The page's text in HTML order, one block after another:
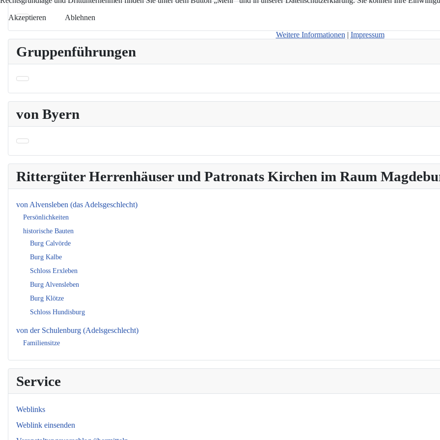
Gruppenführungen
von Byern
Rittergüter Herrenhäuser und Patronats Kirchen im Raum
von Alvensleben (das Adelsgeschlecht)
Persönlichkeiten
historische Bauten
Burg Calvörde
Burg Kalbe
Schloss Erxleben
Burg Alvensleben
Burg Klötze
Schloss Hundisburg
von der Schulenburg (Adelsgeschlecht)
Familiensitze
Service
Weblinks
Weblink einsenden
Akzeptieren Ablehnen
Weitere Informationen | Impressum